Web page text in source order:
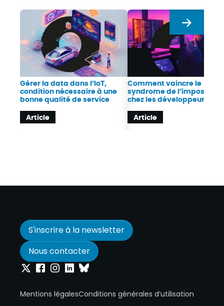
Gérer la data dans l’IoT,
condition nécessaire à une
bonne qualité de service
Article
Comment vaincre le
syndrome de l’imposteur
chez les développeurs ?
Article
Suivant
S'inscrire à la newsletter
Nous contacter
Onepoint sur Twitter
Onepoint sur Facebook
Onepoint sur Instagram
Onepoint sur Linkedin
Onepoint sur Bluesky
Mentions légalesConditions générales d’utilisation